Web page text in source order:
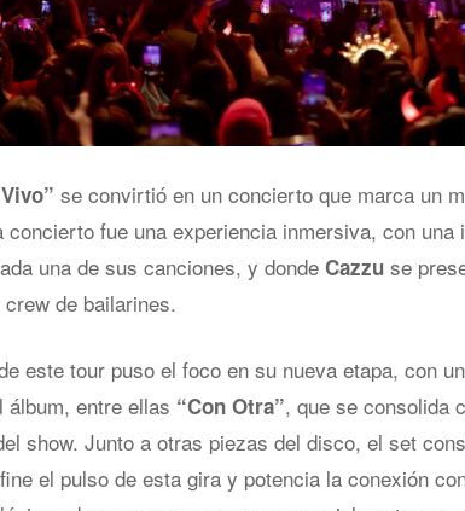
se convirtió en un concierto que marca un
concierto fue una experiencia inmersiva, con una
una de sus canciones, y donde Cazzu se
de bailarines.
este tour puso el foco en su nueva etapa, con
álbum, entre ellas “Con Otra”, que se consolida
show. Junto a otras piezas del disco, el set
el pulso de esta gira y potencia la conexión